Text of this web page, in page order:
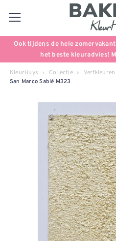
Ook tijdens de hele
het beste kleuradvies!
KleurHuys Collectie Verfkleuren
San Marco Sablé M323